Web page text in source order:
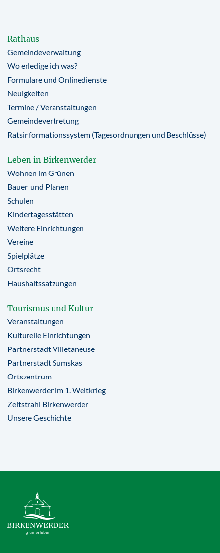
Rathaus
Gemeindeverwaltung
Wo erledige ich was?
Formulare und Onlinedienste
Neuigkeiten
Termine / Veranstaltungen
Gemeindevertretung
Ratsinformationssystem (Tagesordnungen und Beschlüsse)
Leben in Birkenwerder
Wohnen im Grünen
Bauen und Planen
Schulen
Kindertagesstätten
Weitere Einrichtungen
Vereine
Spielplätze
Ortsrecht
Haushaltssatzungen
Tourismus und Kultur
Veranstaltungen
Kulturelle Einrichtungen
Partnerstadt Villetaneuse
Partnerstadt Sumskas
Ortszentrum
Birkenwerder im 1. Weltkrieg
Zeitstrahl Birkenwerder
Unsere Geschichte